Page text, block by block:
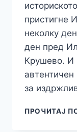
пристигне
неколку
ден пред
Крушево. И
автентичен
за
ПРОЧИТАЈ